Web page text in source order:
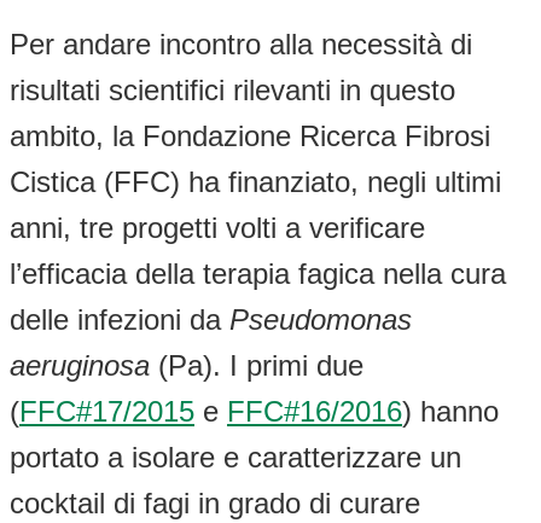
Per andare incontro alla necessità di
risultati scientifici rilevanti in questo
ambito, la Fondazione Ricerca Fibrosi
Cistica (FFC) ha finanziato, negli ultimi
anni, tre progetti volti a verificare
l’efficacia della terapia fagica nella cura
delle infezioni da Pseudomonas
aeruginosa (Pa). I primi due
(FFC#17/2015 e FFC#16/2016) hanno
portato a isolare e caratterizzare un
cocktail di fagi in grado di curare